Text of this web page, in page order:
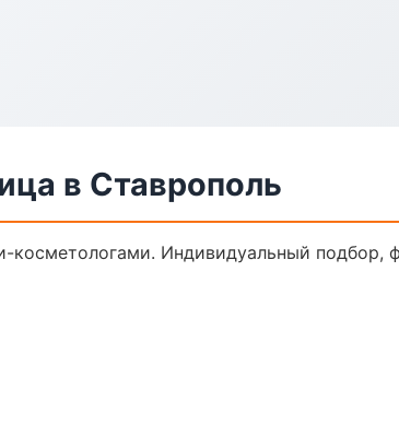
в Ставрополь
Индивидуальный подбор,